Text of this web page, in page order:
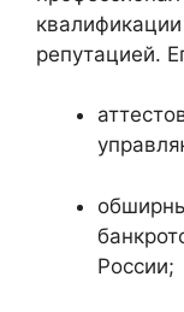
репутацией.
России;